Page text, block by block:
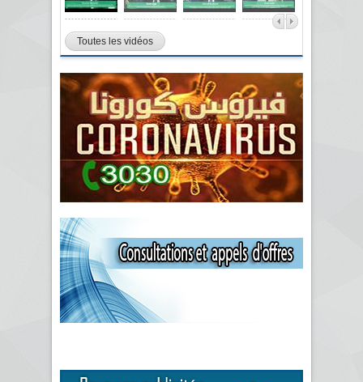
Toutes les vidéos